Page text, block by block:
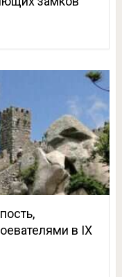
в IX